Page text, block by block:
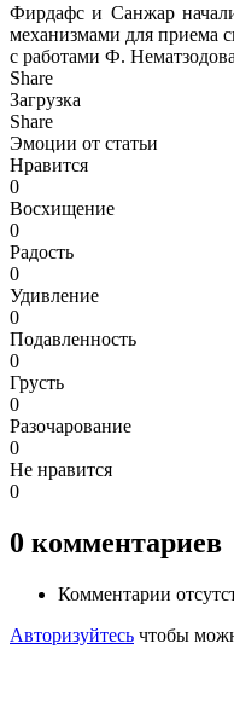
Фирдафс и Санжар
механизмами для приема
с работами Ф.
Share
Загрузка
Share
Эмоции от статьи
Нравится
0
Восхищение
0
Радость
0
Удивление
0
Подавленность
0
Грусть
0
Разочарование
0
Не нравится
0
0 комментариев
Комментарии
Авторизуйтесь чтобы